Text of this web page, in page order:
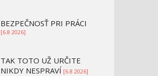
BEZPEČNOSŤ PRI PRÁCI
[6.8 2026]
TAK TOTO UŽ URČITE
NIKDY NESPRAVÍ [6.8 2026]